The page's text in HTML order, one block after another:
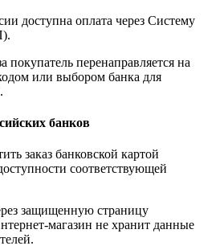
доступна оплата через Систему
покупатель перенаправляется на
или выбором банка для
банков
заказ банковской картой
соответствующей
защищенную страницу
магазин не хранит данные